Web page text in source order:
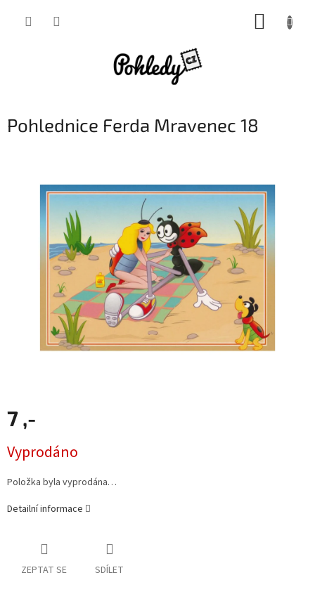
Pohlednice Ferda Mravenec 18
7 ,-
cena:
Vyprodáno
Položka byla vyprodána…
Detailní informace
ZEPTAT SE SDÍLET